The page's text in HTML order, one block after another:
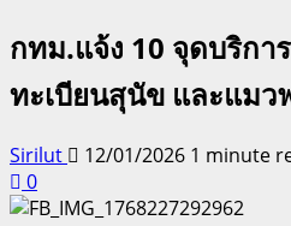
กทม.แจ้ง 10 จุดบริกา
ทะเบียนสุนัข และแมว
Sirilut 12/01/2026 1 minute
0